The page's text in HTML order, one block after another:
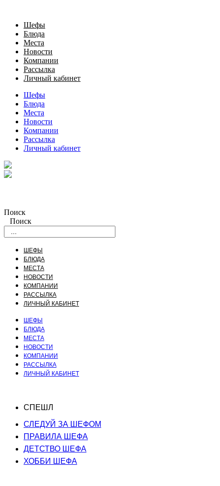
Шефы
Блюда
Места
Новости
Компании
Рассылка
Личный кабинет
Шефы
Блюда
Места
Новости
Компании
Рассылка
Личный кабинет
Поиск
Поиск
ШЕФЫ
БЛЮДА
МЕСТА
НОВОСТИ
КОМПАНИИ
РАССЫЛКА
ЛИЧНЫЙ КАБИНЕТ
ШЕФЫ
БЛЮДА
МЕСТА
НОВОСТИ
КОМПАНИИ
РАССЫЛКА
ЛИЧНЫЙ КАБИНЕТ
СПЕШЛ
СЛЕДУЙ ЗА ШЕФОМ
ПРАВИЛА ШЕФА
ДЕТСТВО ШЕФА
ХОББИ ШЕФА